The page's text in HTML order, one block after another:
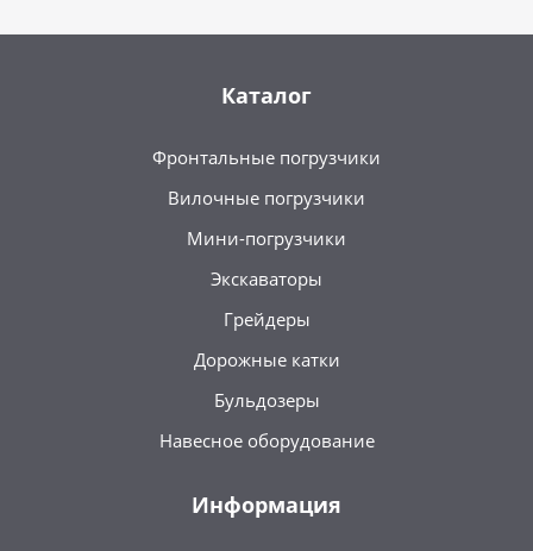
Каталог
Фронтальные погрузчики
Вилочные погрузчики
Мини-погрузчики
Экскаваторы
Грейдеры
Дорожные катки
Бульдозеры
Навесное оборудование
Информация